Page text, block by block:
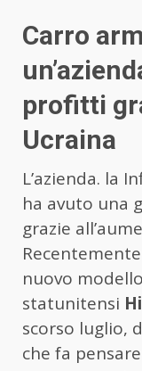
Carro
profitti
Ucraina
L’azienda. la
ha avuto una
grazie
nuovo
statunitensi
scorso luglio,
che fa